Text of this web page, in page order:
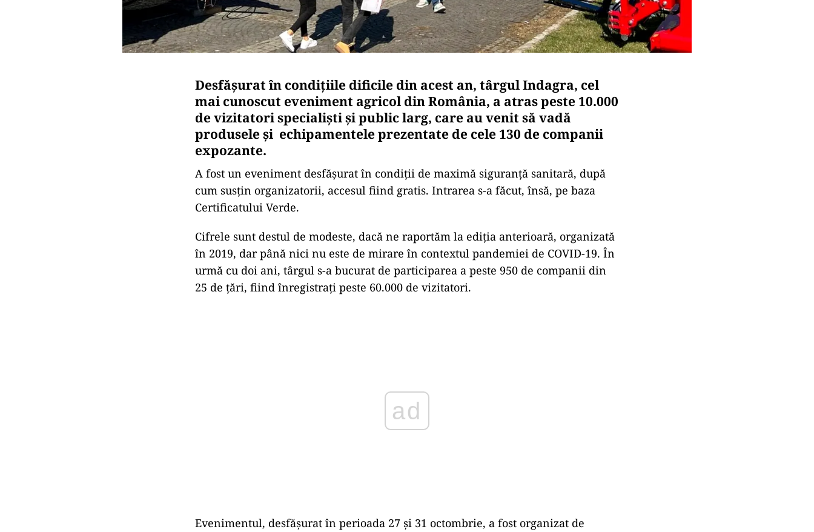
Desfășurat în condițiile dificile din acest an, târgul Indagra, cel
mai cunoscut eveniment agricol din România, a atras peste 10.000
de vizitatori specialişti şi public larg, care au venit să vadă
produsele și echipamentele prezentate de cele 130 de companii
expozante.
A fost un eveniment desfăşurat în condiţii de maximă siguranţă sanitară, după
cum susțin organizatorii, accesul fiind gratis. Intrarea s-a făcut, însă, pe baza
Certificatului Verde.
Cifrele sunt destul de modeste, dacă ne raportăm la ediția anterioară, organizată
în 2019, dar până nici nu este de mirare în contextul pandemiei de COVID-19. În
urmă cu doi ani, târgul s-a bucurat de participarea a peste 950 de companii din
25 de țări, fiind înregistrați peste 60.000 de vizitatori.
Evenimentul, desfășurat în perioada 27 şi 31 octombrie, a fost organizat de